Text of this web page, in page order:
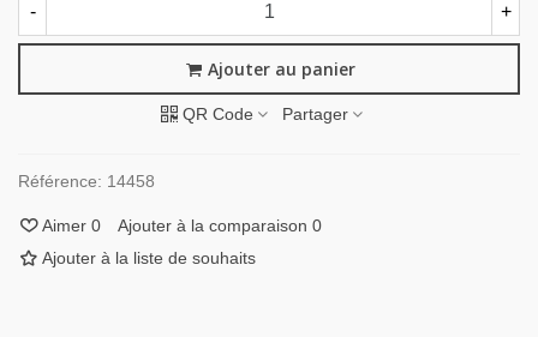
- +
Ajouter au panier
QR Code Partager
Référence: 14458
Aimer 0 Ajouter à la comparaison 0
Ajouter à la liste de souhaits